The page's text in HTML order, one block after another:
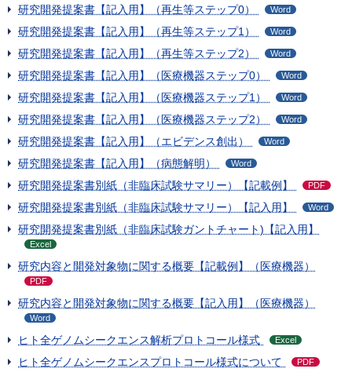
研究開発提案書【記入用】（再生等ステップ0） Word
研究開発提案書【記入用】（再生等ステップ1） Word
研究開発提案書【記入用】（再生等ステップ2） Word
研究開発提案書【記入用】（医療機器ステップ0） Word
研究開発提案書【記入用】（医療機器ステップ1） Word
研究開発提案書【記入用】（医療機器ステップ2） Word
研究開発提案書【記入用】（エビデンス創出） Word
研究開発提案書【記入用】（病態解明） Word
研究開発提案書別紙（非臨床試験サマリー）【記載例】 PDF
研究開発提案書別紙（非臨床試験サマリー）【記入用】 Word
研究開発提案書別紙（非臨床試験ガントチャート)【記入用】
Excel
研究内容と開発対象物に関する概要【記載例】（医療機器）
PDF
研究内容と開発対象物に関する概要【記入用】（医療機器）
Word
ヒト全ゲノムシークエンス解析プロトコール様式 Excel
ヒト全ゲノムシークエンスプロトコール様式について PDF